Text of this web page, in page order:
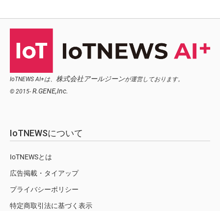
IoTNEWS AI+は、 株式会社アールジーンが運営しております。
© 2015- R.GENE,Inc.
IoTNEWSについて
IoTNEWSとは
広告掲載・タイアップ
プライバシーポリシー
特定商取引法に基づく表示